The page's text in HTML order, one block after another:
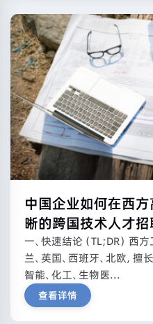
中国企业如何在西
晰的跨国技术人才招
一、快速结论（TL;DR） 西
兰、英国、西班牙、北欧，擅
智能、化工、生物医...
查看详情